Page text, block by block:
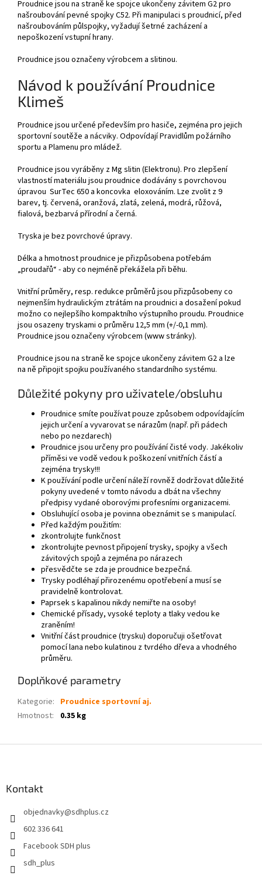
Proudnice jsou na straně ke spojce ukončeny závitem G2 pro
našroubování pevné spojky C52. Při manipulaci s proudnicí, před
našroubováním půlspojky, vyžadují šetrné zacházení a
nepoškození vstupní hrany.
Proudnice jsou označeny výrobcem a slitinou.
Návod k používání Proudnice
Klimeš
Proudnice jsou určené především pro hasiče, zejména pro jejich
sportovní soutěže a nácviky. Odpovídají Pravidlům požárního
sportu a Plamenu pro mládež.
Proudnice jsou vyráběny z Mg slitin (Elektronu). Pro zlepšení
vlastností materiálu jsou proudnice dodávány s povrchovou
úpravou SurTec 650 a koncovka eloxováním. Lze zvolit z 9
barev, tj. červená, oranžová, zlatá, zelená, modrá, růžová,
fialová, bezbarvá přírodní a černá.
Tryska je bez povrchové úpravy.
Délka a hmotnost proudnice je přizpůsobena potřebám
„proudařů“ - aby co nejméně překážela při běhu.
Vnitřní průměry, resp. redukce průměrů jsou přizpůsobeny co
nejmenším hydraulickým ztrátám na proudnici a dosažení pokud
možno co nejlepšího kompaktního výstupního proudu. Proudnice
jsou osazeny tryskami o průměru 12,5 mm (+/-0,1 mm).
Proudnice jsou označeny výrobcem (www stránky).
Proudnice jsou na straně ke spojce ukončeny závitem G2 a lze
na ně připojit spojku používaného standardního systému.
Důležité pokyny pro uživatele/obsluhu
Proudnice smíte používat pouze způsobem odpovídajícím
jejich určení a vyvarovat se nárazům (např. při pádech
nebo po nezdarech)
Proudnice jsou určeny pro používání čisté vody. Jakékoliv
příměsi ve vodě vedou k poškození vnitřních částí a
zejména trysky!!!
K používání podle určení náleží rovněž dodržovat důležité
pokyny uvedené v tomto návodu a dbát na všechny
předpisy vydané oborovými profesními organizacemi.
Obsluhující osoba je povinna obeznámit se s manipulací.
Před každým použitím:
zkontrolujte funkčnost
zkontrolujte pevnost připojení trysky, spojky a všech
závitových spojů a zejména po nárazech
přesvědčte se zda je proudnice bezpečná.
Trysky podléhají přirozenému opotřebení a musí se
pravidelně kontrolovat.
Paprsek s kapalinou nikdy nemiřte na osoby!
Chemické přísady, vysoké teploty a tlaky vedou ke
zraněním!
Vnitřní část proudnice (trysku) doporučuji ošetřovat
pomocí lana nebo kulatinou z tvrdého dřeva a vhodného
průměru.
Doplňkové parametry
Kategorie: Proudnice sportovní aj.
Hmotnost: 0.35 kg
Kontakt
objednavky@sdhplus.cz
602 336 641
Facebook SDH plus
sdh_plus